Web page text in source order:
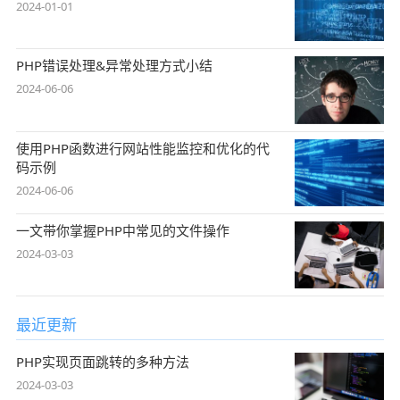
2024-01-01
PHP错误处理&异常处理方式小结
2024-06-06
使用PHP函数进行网站性能监控和优化的代
码示例
2024-06-06
一文带你掌握PHP中常见的文件操作
2024-03-03
最近更新
PHP实现页面跳转的多种方法
2024-03-03